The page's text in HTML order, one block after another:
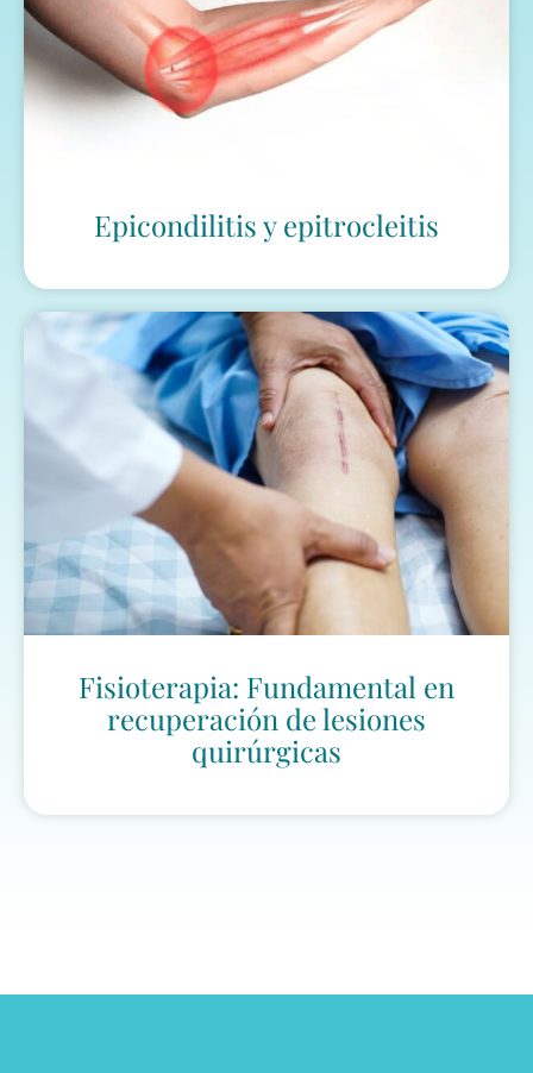
Epicondilitis y epitrocleitis
Fisioterapia: Fundamental en
recuperación de lesiones
quirúrgicas